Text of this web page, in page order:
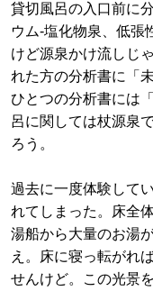
貸切風呂の入口前に
ウム-塩化物泉、低張
けど源泉かけ流しじ
れた方の分析書に「
ひとつの分析書には
呂に関しては杖源泉
ろう。
過去に一度体験して
れてしまった。床全
湯船から大量のお湯
え。床に寝っ転がれ
せんけど。この光景